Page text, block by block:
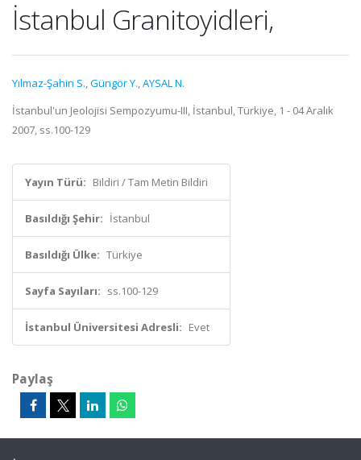
İstanbul Granitoyidleri,
Yılmaz-Şahin S.,Güngör Y.,AYSAL N.
İstanbul'un Jeolojisi Sempozyumu-III, İstanbul, Türkiye, 1 - 04 Aralık
2007, ss.100-129
Yayın Türü: Bildiri / Tam Metin Bildiri
Basıldığı Şehir: İstanbul
Basıldığı Ülke: Türkiye
Sayfa Sayıları: ss.100-129
İstanbul Üniversitesi Adresli: Evet
Paylaş